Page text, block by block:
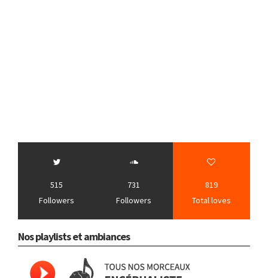
515
Followers
731
Followers
819
Total loves
Nos playlists et ambiances